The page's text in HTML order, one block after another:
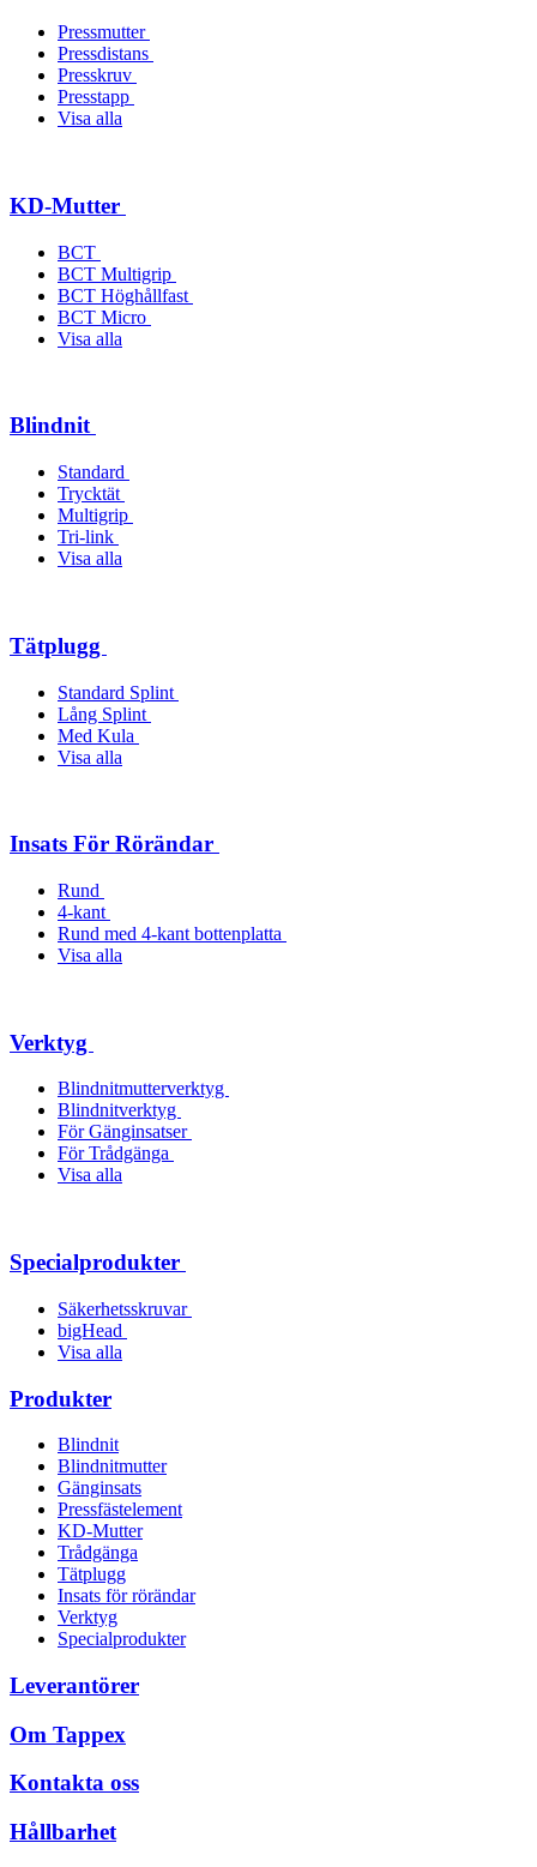
Pressmutter
Pressdistans
Presskruv
Presstapp
Visa alla
KD-Mutter
BCT
BCT Multigrip
BCT Höghållfast
BCT Micro
Visa alla
Blindnit
Standard
Trycktät
Multigrip
Tri-link
Visa alla
Tätplugg
Standard Splint
Lång Splint
Med Kula
Visa alla
Insats För Rörändar
Rund
4-kant
Rund med 4-kant bottenplatta
Visa alla
Verktyg
Blindnitmutterverktyg
Blindnitverktyg
För Gänginsatser
För Trådgänga
Visa alla
Specialprodukter
Säkerhetsskruvar
bigHead
Visa alla
Produkter
Blindnit
Blindnitmutter
Gänginsats
Pressfästelement
KD-Mutter
Trådgänga
Tätplugg
Insats för rörändar
Verktyg
Specialprodukter
Leverantörer
Om Tappex
Kontakta oss
Hållbarhet